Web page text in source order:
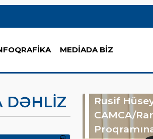
MEDİADA BİZ
DƏHLIZ
Rusif
CAMCA/